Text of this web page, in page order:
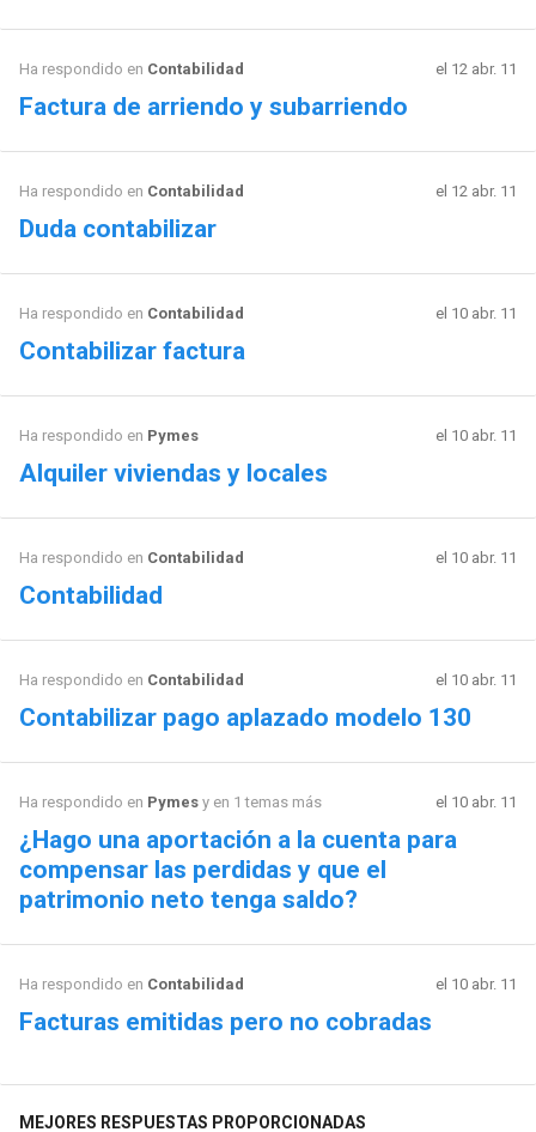
Ha respondido en Contabilidad el 12 abr. 11
Factura de arriendo y subarriendo
Ha respondido en Contabilidad el 12 abr. 11
Duda contabilizar
Ha respondido en Contabilidad el 10 abr. 11
Contabilizar factura
Ha respondido en Pymes el 10 abr. 11
Alquiler viviendas y locales
Ha respondido en Contabilidad el 10 abr. 11
Contabilidad
Ha respondido en Contabilidad el 10 abr. 11
Contabilizar pago aplazado modelo 130
Ha respondido en Pymesy en 1 temas más el 10 abr. 11
¿Hago una aportación a la cuenta para
compensar las perdidas y que el
patrimonio neto tenga saldo?
Ha respondido en Contabilidad el 10 abr. 11
Facturas emitidas pero no cobradas
MEJORES RESPUESTAS PROPORCIONADAS